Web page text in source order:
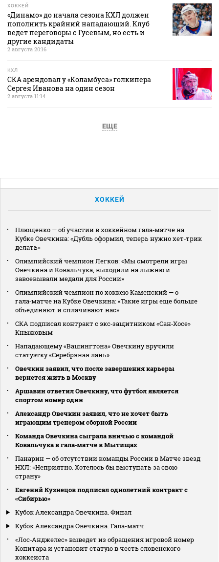
ХОККЕЙ
«Динамо» до начала сезона КХЛ должен
пополнить крайний нападающий. Клуб
ведет переговоры с Гусевым, но есть и
другие кандидаты
2 августа 20:16
КХЛ
СКА арендовал у «Коламбуса» голкипера
Сергея Иванова на один сезон
2 августа 11:14
ЕЩЕ
ХОККЕЙ
Плющенко — об участии в хоккейном гала‑матче на
Кубке Овечкина: «Дубль оформил, теперь нужно хет‑трик
делать»
Олимпийский чемпион Легков: «Мы смотрели игры
Овечкина и Ковальчука, выходили на лыжню и
завоевывали медали для России»
Олимпийский чемпион по хоккею Каменский — о
гала‑матче на Кубке Овечкина: «Такие игры еще больше
объединяют и сплачивают нас»
СКА подписал контракт с экс‑защитником «Сан‑Хосе»
Кныжовым
Нападающему «Вашингтона» Овечкину вручили
статуэтку «Серебряная лань»
Овечкин заявил, что после завершения карьеры
вернется жить в Москву
Аршавин ответил Овечкину, что футбол является
спортом номер один
Александр Овечкин заявил, что не хочет быть
играющим тренером сборной России
Команда Овечкина сыграла вничью с командой
Ковальчука в гала‑матче в Мытищах
Панарин — об отсутствии команды России в Матче звезд
НХЛ: «Неприятно. Хотелось бы выступать за свою
страну»
Евгений Кузнецов подписал однолетний контракт с
«Сибирью»
Кубок Александра Овечкина. Финал
Кубок Александра Овечкина. Гала-матч
«Лос‑Анджелес» выведет из обращения игровой номер
Копитара и установит статую в честь словенского
хоккеиста